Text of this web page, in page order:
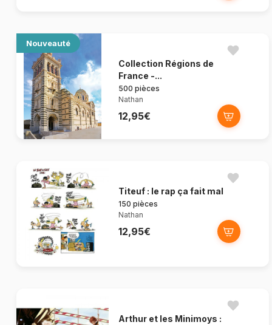
Nouveauté
Collection Régions de
France -...
500 pièces
Nathan
12,95€
Titeuf : le rap ça fait mal
150 pièces
Nathan
12,95€
Arthur et les Minimoys :